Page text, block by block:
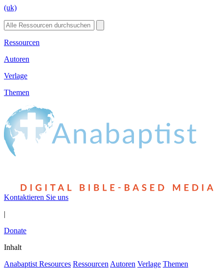
(uk)
Ressourcen
Autoren
Verlage
Themen
Kontaktieren Sie uns
|
Donate
Inhalt
Anabaptist Resources Ressourcen Autoren Verlage Themen